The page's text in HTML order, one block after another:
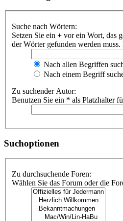
Suche nach Wörtern:
Setzen Sie ein + vor ein Wort, das
der Wörter gefunden werden
Nach allen Begriffen
Nach einem Begriff
Zu suchender Autor:
Benutzen Sie ein * als Platzhalter
Suchoptionen
Zu durchsuchende Foren:
Wählen Sie das Forum oder die